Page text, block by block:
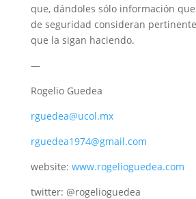
que, dándoles sólo información
de seguridad consideran
que la sigan haciendo.
—
Rogelio Guedea
rguedea@ucol.mx
rguedea1974@gmail.com
website: www.rogelioguedea.com
twitter: @rogelioguedea